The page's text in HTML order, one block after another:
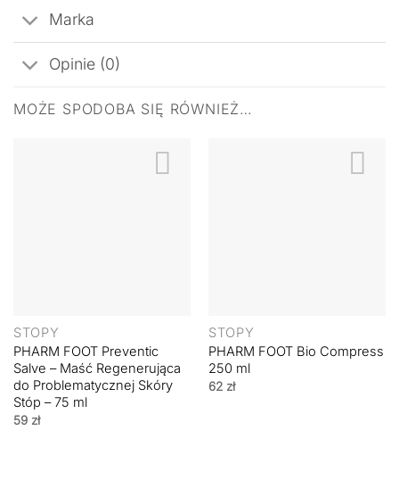
Marka
Opinie (0)
MOŻE SPODOBA SIĘ RÓWNIEŻ…
STOPY
PHARM FOOT Preventic
Salve – Maść Regenerująca
do Problematycznej Skóry
Stóp – 75 ml
59 zł
STOPY
PHARM FOOT Bio Compress
250 ml
62 zł